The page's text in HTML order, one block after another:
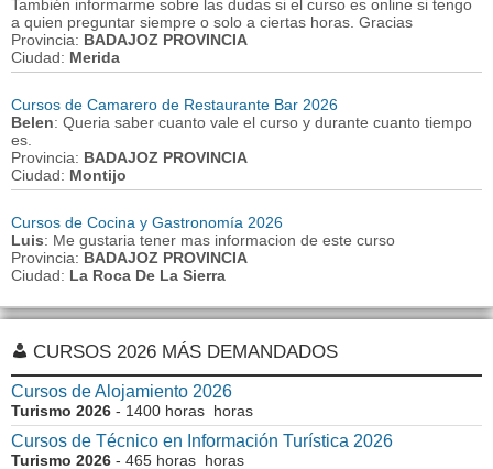
También informarme sobre las dudas si el curso es online si tengo
a quien preguntar siempre o solo a ciertas horas. Gracias
Provincia: BADAJOZ PROVINCIA
Ciudad: Merida
Cursos de Camarero de Restaurante Bar 2026
Belen: Queria saber cuanto vale el curso y durante cuanto tiempo
es.
Provincia: BADAJOZ PROVINCIA
Ciudad: Montijo
Cursos de Cocina y Gastronomía 2026
Luis: Me gustaria tener mas informacion de este curso
Provincia: BADAJOZ PROVINCIA
Ciudad: La Roca De La Sierra
CURSOS 2026 MÁS DEMANDADOS
Cursos de Alojamiento 2026
Turismo 2026 - 1400 horas horas
Cursos de Técnico en Información Turística 2026
Turismo 2026 - 465 horas horas